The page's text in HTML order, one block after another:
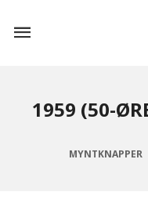
innholdet
1959 (50-
MYNTKNAPPER